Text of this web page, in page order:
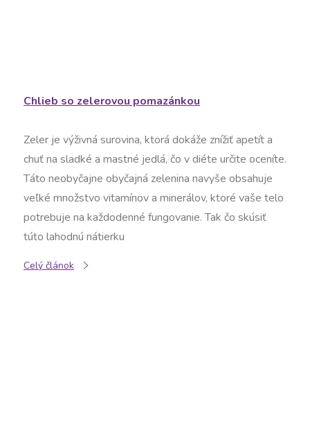
Chlieb so zelerovou pomazánkou
Zeler je výživná surovina, ktorá dokáže znížiť apetít a
chuť na sladké a mastné jedlá, čo v diéte určite oceníte.
Táto neobyčajne obyčajná zelenina navyše obsahuje
veľké množstvo vitamínov a minerálov, ktoré vaše telo
potrebuje na každodenné fungovanie. Tak čo skúsiť
túto lahodnú nátierku
Celý článok